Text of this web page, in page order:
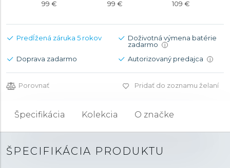
99 € 99 € 109 €
Predĺžená záruka 5 rokov
Doživotná výmena batérie
zadarmo
i
Doprava zadarmo Autorizovaný predajca i
Porovnať Pridať do zoznamu želaní
Špecifikácia Kolekcia O značke
ŠPECIFIKÁCIA PRODUKTU